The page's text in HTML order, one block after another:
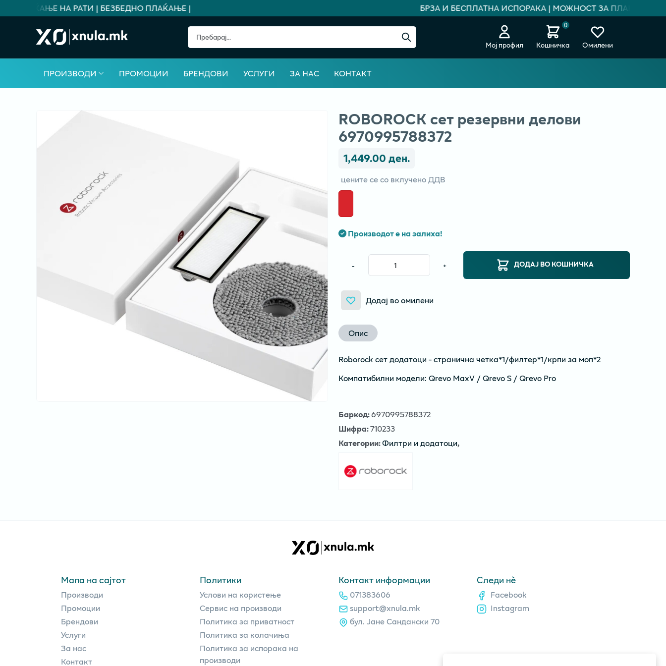
ПЛАЌАЊЕ НА РАТИ | БЕЗБЕДНО ПЛАЌАЊЕ | БРЗА И БЕСПЛАТНА ИСПОРАКА | МОЖНОСТ ЗА ПЛАЌАЊЕ НА
Мој профил
0
Кошничка Омилени
ПРОИЗВОДИ ПРОМОЦИИ БРЕНДОВИ УСЛУГИ ЗА НАС КОНТАКТ
ROBOROCK сет резервни делови
6970995788372
1,449.00 ден.
цените се со вклучено ДДВ
Производот е на залиха!
- + ДОДАЈ ВО КОШНИЧКА
Додај во омилени
Опис
Roborock сет додатоци - странична четка*1/филтер*1/крпи за моп*2
Компатибилни модели: Qrevo MaxV / Qrevo S / Qrevo Pro
Баркод:6970995788372
Шифра:710233
Категории:Филтри и додатоци,
Мапа на сајтот
Производи
Промоции
Брендови
Услуги
За нас
Контакт
Политики
Услови на користење
Сервис на производи
Политика за приватност
Политика за колачиња
Политика за испорака на
производи
Контакт информации
071383606
support@xnula.mk
бул. Јане Сандански 70
Следи нè
Facebook
Instagram